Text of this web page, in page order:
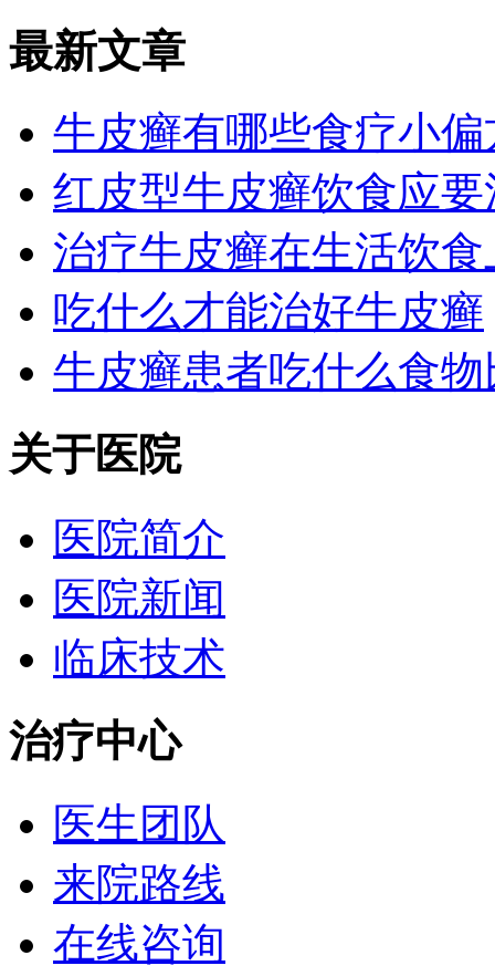
最新文章
牛皮癣有哪些食疗小偏
红皮型牛皮癣饮食应
治疗牛皮癣在生活饮
吃什么才能治好牛皮癣
牛皮癣患者吃什么食
关于医院
医院简介
医院新闻
临床技术
治疗中心
医生团队
来院路线
在线咨询